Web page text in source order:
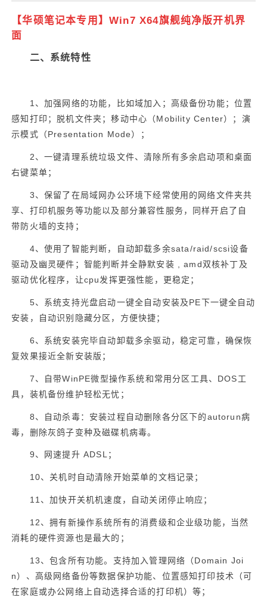
【华硕笔记本专用】Win7 X64旗舰纯净版开机界
面
二、系统特性
1 、加强网络的功能，比如域加入；高级备份功能；位置
感知打印；脱机文件夹；移动中心（Mobility Center）；演
示模式（Presentation Mode）；
2、一键清理系统垃圾文件、清除所有多余启动项和桌面
右键菜单；
3、保留了在局域网办公环境下经常使用的网络文件夹共
享、打印机服务等功能以及部分兼容性服务，同样开启了自
带防火墙的支持；
4、使用了智能判断，自动卸载多余sata/raid/scsi设备
驱动及幽灵硬件；智能判断并全静默安装 , amd双核补丁及
驱动优化程序，让cpu发挥更强性能，更稳定；
5、系统支持光盘启动一键全自动安装及PE下一键全自动
安装，自动识别隐藏分区，方便快捷；
6、系统安装完毕自动卸载多余驱动，稳定可靠，确保恢
复效果接近全新安装版；
7、自带WinPE微型操作系统和常用分区工具、 DOS工
具，装机备份维护轻松无忧；
8、自动杀毒：安装过程自动删除各分区下的autorun病
毒，删除灰鸽子变种及磁碟机病毒。
9、网速提升 ADSL；
10、关机时自动清除开始菜单的文档记录；
11、加快开关机机速度，自动关闭停止响应；
12、拥有新操作系统所有的消费级和企业级功能，当然
消耗的硬件资源也是最大的；
13、包含所有功能。支持加入管理网络（Domain Joi
n）、高级网络备份等数据保护功能、位置感知打印技术（可
在家庭或办公网络上自动选择合适的打印机）等；